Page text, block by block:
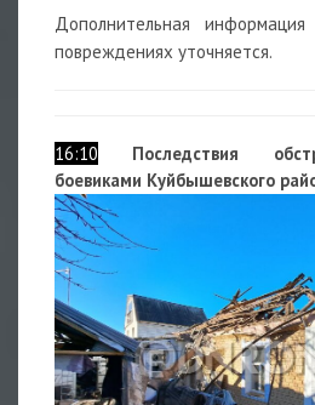
Дополнительная
повреждениях уточняется.
16:10
Последствия
боевиками Куйбышевского